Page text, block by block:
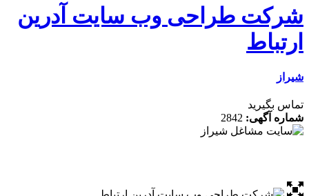
طراحی وب سایت آدرین
2842